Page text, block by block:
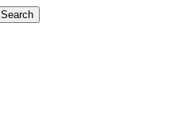
Search